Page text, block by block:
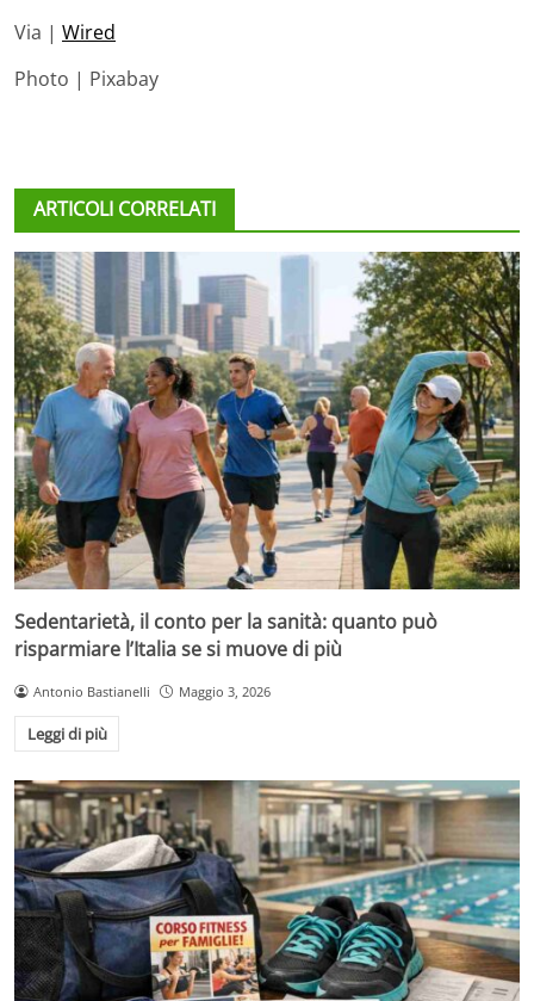
Via | Wired
Photo | Pixabay
ARTICOLI CORRELATI
Sedentarietà, il conto per la sanità: quanto può
risparmiare l’Italia se si muove di più
Antonio Bastianelli Maggio 3, 2026
Leggi di più